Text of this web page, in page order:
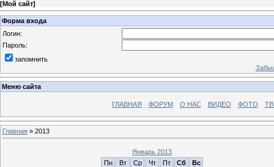
[Мой сайт]
Форма входа
Логин:
Пароль:
запомнить
Меню сайта
ГЛАВНАЯ ФОРУМ О НАС ВИДЕО ФОТО ТВ
Главная » 2013
Январь 2013
Пн
Вт Ср Чт Пт Сб
Вс